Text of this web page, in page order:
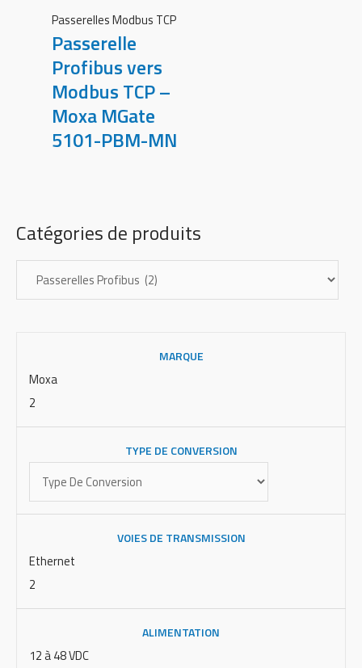
Catégories de produits
MARQUE
Moxa
2
TYPE DE CONVERSION
VOIES DE TRANSMISSION
Ethernet
2
ALIMENTATION
12 à 48 VDC
Passerelles Modbus TCP
Passerelle
Profibus vers
Modbus TCP –
Moxa MGate
5101-PBM-MN